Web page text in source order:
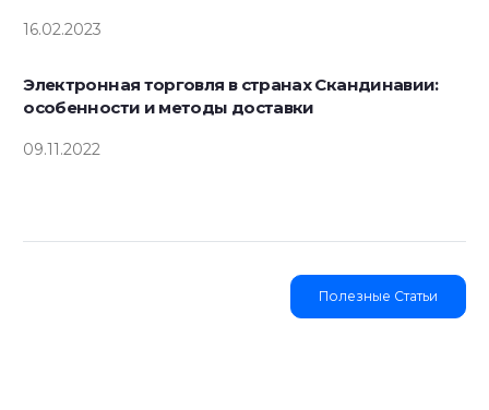
16.02.2023
Электронная торговля в странах Скандинавии:
особенности и методы доставки
09.11.2022
Полезные Статьи